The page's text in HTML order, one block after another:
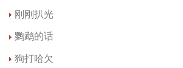
刚刚扒光
鹦鹉的话
狗打哈欠